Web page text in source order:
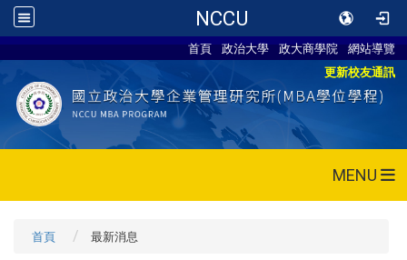
NCCU
首頁 政治大學 政大商學院
網站導覽
更新校友通訊
MENU
首頁 最新消息